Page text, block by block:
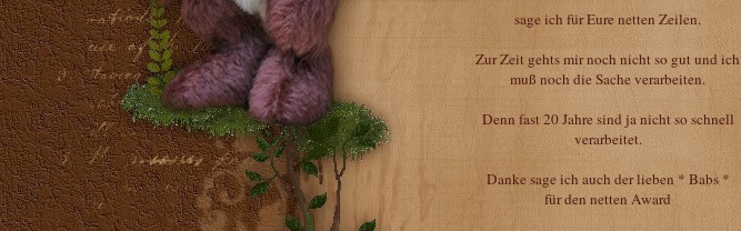
sage ich für Eure netten Zeilen.
Zur Zeit gehts mir noch nicht so gut und ich
muß noch die Sache verarbeiten.
Denn fast 20 Jahre sind ja nicht so schnell
verarbeitet.
Danke sage ich auch der lieben * Babs *
für den netten Award